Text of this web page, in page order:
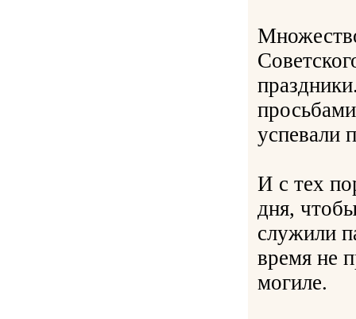
успевали
И с тех
дня,
служили
время не
могиле.